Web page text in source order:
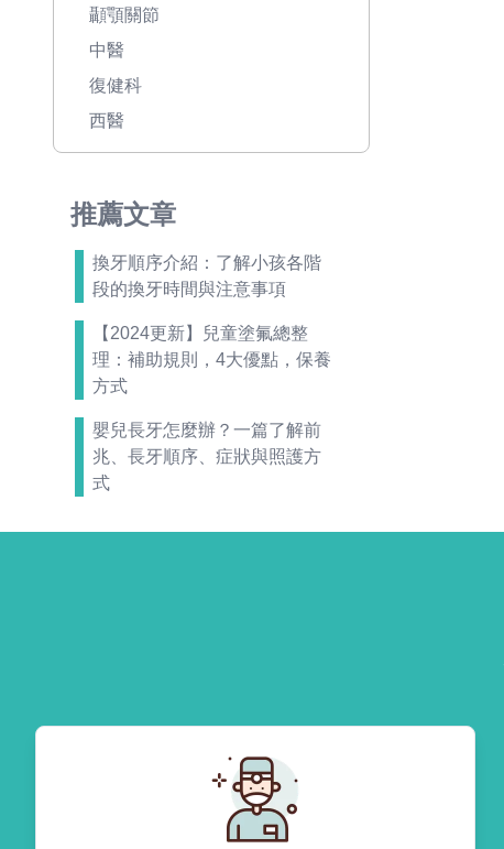
顳顎關節
中醫
復健科
西醫
推薦文章
換牙順序介紹：了解小孩各階
段的換牙時間與注意事項
【2024更新】兒童塗氟總整
理：補助規則，4大優點，保養
方式
嬰兒長牙怎麼辦？一篇了解前
兆、長牙順序、症狀與照護方
式